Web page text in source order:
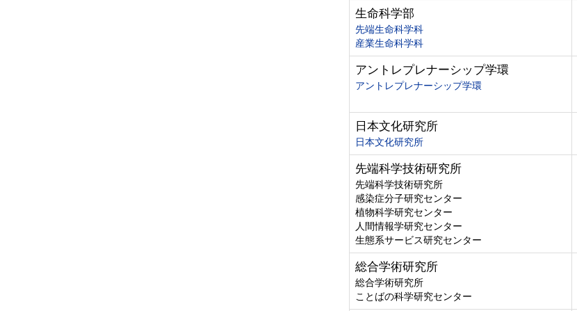
生命科学部
先端生命科学科
産業生命科学科
アントレプレナーシップ学環
アントレプレナーシップ学環
日本文化研究所
日本文化研究所
先端科学技術研究所
先端科学技術研究所
感染症分子研究センター
植物科学研究センター
人間情報学研究センター
生態系サービス研究センター
総合学術研究所
総合学術研究所
ことばの科学研究センター